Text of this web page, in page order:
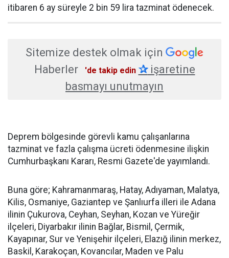
itibaren 6 ay süreyle 2 bin 59 lira tazminat ödenecek.
Sitemize destek olmak için
Haberler
'de takip edin ✰işaretine
basmayı unutmayın
Deprem bölgesinde görevli kamu çalışanlarına
tazminat ve fazla çalışma ücreti ödenmesine ilişkin
Cumhurbaşkanı Kararı, Resmi Gazete'de yayımlandı.
Buna göre; Kahramanmaraş, Hatay, Adıyaman, Malatya,
Kilis, Osmaniye, Gaziantep ve Şanlıurfa illeri ile Adana
ilinin Çukurova, Ceyhan, Seyhan, Kozan ve Yüreğir
ilçeleri, Diyarbakır ilinin Bağlar, Bismil, Çermik,
Kayapınar, Sur ve Yenişehir ilçeleri, Elazığ ilinin merkez,
Baskil, Karakoçan, Kovancılar, Maden ve Palu